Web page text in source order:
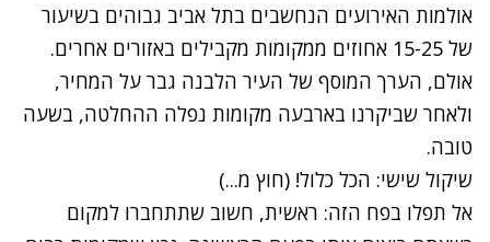
אולמות האירועים הנחשבים בתל אביב גבוהים בשיעור
של 15-25 אחוזים ממקומות מקבילים באזורים אחרים.
אולם, הערך המוסף של העיר הלבנה גבר על המחיר,
ולאחר שביקרנו בארבעה מקומות נפלה ההחלטה, בשעה
טובה.
שיקול שישי: הכל כלול! (חוץ מ...)
אל תפלו בפח הזה: ראשית, חשוב שתתחברו למקום